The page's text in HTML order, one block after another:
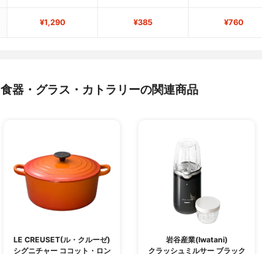
¥1,290 ¥385 ¥760
食器・グラス・カトラリーの関連商品
LE CREUSET(ル・クルーゼ)
シグニチャー ココット・ロン
岩谷産業(Iwatani)
クラッシュミルサー ブラック